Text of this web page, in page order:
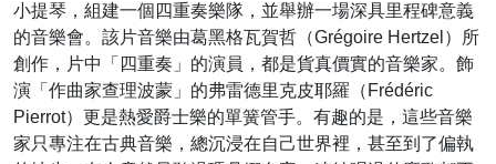
小提琴，組建一個四重奏樂隊，並舉辦一場深具里程碑意義
的音樂會。該片音樂由葛黑格瓦賀哲（Grégoire Hertzel）所
創作，片中「四重奏」的演員，都是貨真價實的音樂家。飾
演「作曲家查理波蒙」的弗雷德里克皮耶羅（Frédéric
Pierrot）更是熱愛爵士樂的單簧管手。有趣的是，這些音樂
家只專注在古典音樂，總沉浸在自己世界裡，甚至到了偏執